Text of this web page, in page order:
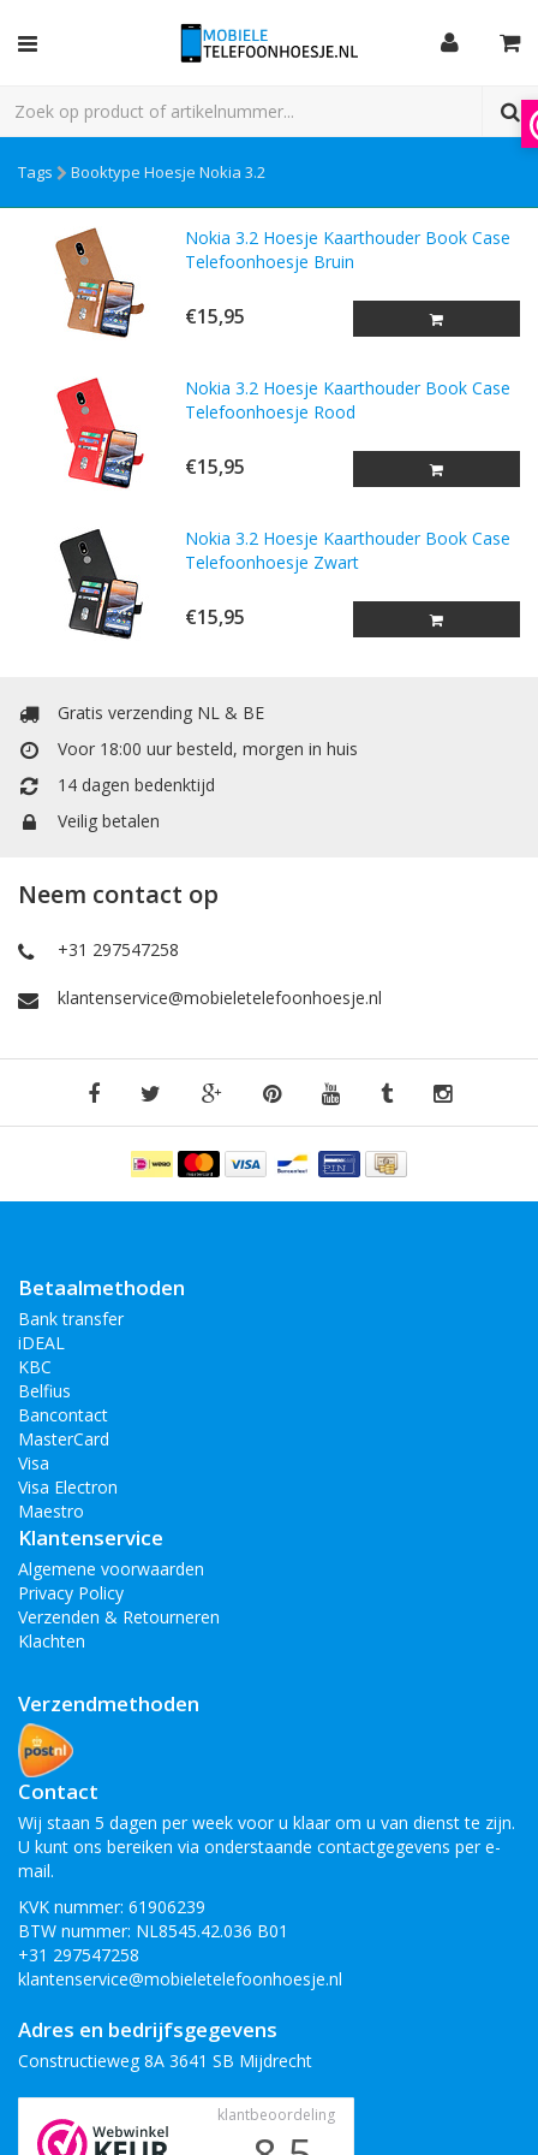
Tags Booktype Hoesje Nokia 3.2
Nokia 3.2 Hoesje Kaarthouder Book Case
Telefoonhoesje Bruin
€15,95
Nokia 3.2 Hoesje Kaarthouder Book Case
Telefoonhoesje Rood
€15,95
Nokia 3.2 Hoesje Kaarthouder Book Case
Telefoonhoesje Zwart
€15,95
Gratis verzending NL & BE
Voor 18:00 uur besteld, morgen in huis
14 dagen bedenktijd
Veilig betalen
Neem contact op
+31 297547258
klantenservice@mobieletelefoonhoesje.nl
Betaalmethoden
Bank transfer
iDEAL
KBC
Belfius
Bancontact
MasterCard
Visa
Visa Electron
Maestro
Klantenservice
Algemene voorwaarden
Privacy Policy
Verzenden & Retourneren
Klachten
Verzendmethoden
Contact
Wij staan 5 dagen per week voor u klaar om u van dienst te zijn.
U kunt ons bereiken via onderstaande contactgegevens per e-
mail.
KVK nummer: 61906239
BTW nummer: NL8545.42.036 B01
+31 297547258
klantenservice@mobieletelefoonhoesje.nl
Adres en bedrijfsgegevens
Constructieweg 8A 3641 SB Mijdrecht